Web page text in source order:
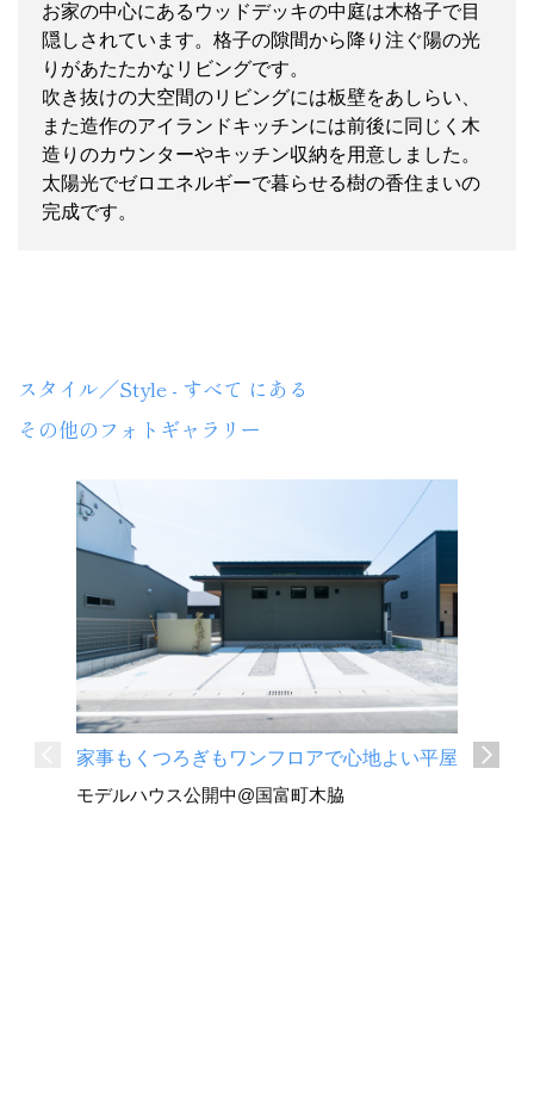
お家の中心にあるウッドデッキの中庭は木格子で目
隠しされています。格子の隙間から降り注ぐ陽の光
りがあたたかなリビングです。
吹き抜けの大空間のリビングには板壁をあしらい、
また造作のアイランドキッチンには前後に同じく木
造りのカウンターやキッチン収納を用意しました。
太陽光でゼロエネルギーで暮らせる樹の香住まいの
完成です。
スタイル／Style - すべて にある
その他のフォトギャラリー
家事もくつろぎもワンフロアで心地よい平屋
モデルハウス公開中@国富町木脇
深い軒